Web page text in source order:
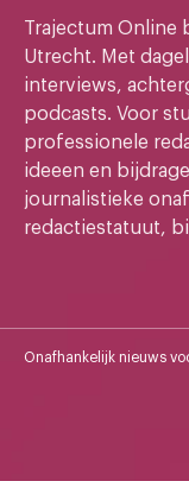
Trajectum Online
Utrecht. Met
interviews,
podcasts. Voor
professionele
ideeen en
journalistieke
redactiestatuut,
Onafhankelijk nieuws